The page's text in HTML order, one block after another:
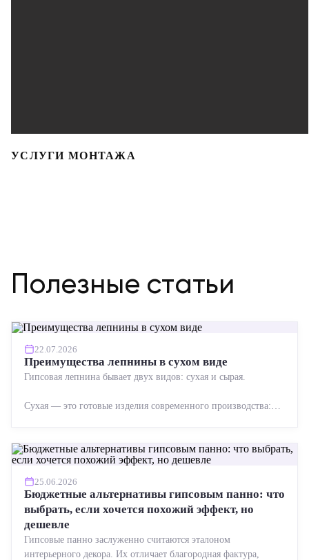
УСЛУГИ МОНТАЖА
Полезные статьи
22.07.2026
Преимущества лепнины в сухом виде
Гипсовая лепнина бывает двух видов: сухая и сырая.
Сухая — это готовые изделия современного производства:
25.06.2026
Бюджетные альтернативы гипсовым панно: что
выбрать, если хочется похожий эффект, но
дешевле
Гипсовые панно заслуженно считаются эталоном
интерьерного декора. Их отличает благородная фактура,